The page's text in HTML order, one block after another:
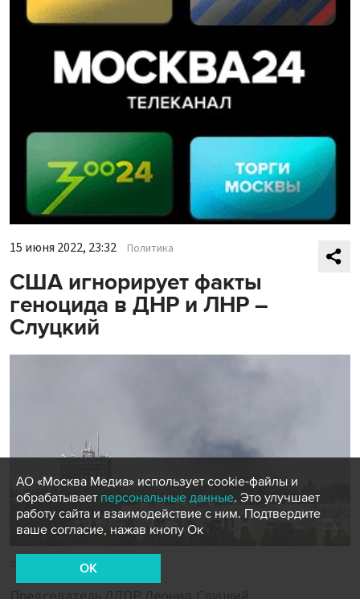
15 июня 2022, 23:32 Политика
США игнорирует факты
геноцида в ДНР и ЛНР –
Слуцкий
Фото: AP/ТАСС
АО «Москва Медиа» использует cookie-файлы и
обрабатывает персональные данные. Это улучшает
работу сайта и взаимодействие с ним. Подтвердите
ваше согласие, нажав кнопу Ок
OK